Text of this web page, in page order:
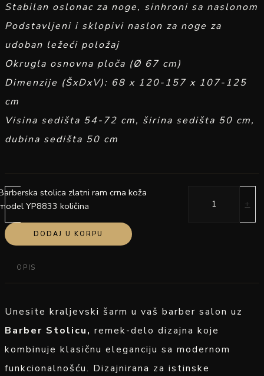
Stabilan oslonac za noge, sinhroni sa naslonom
Podstavljeni i sklopivi naslon za noge za
udoban ležeći položaj
Okrugla osnovna ploča (Ø 67 cm)
Dimenzije (ŠxDxV): 68 x 120-157 x 107-125
cm
Visina sedišta 54-72 cm, širina sedišta 50 cm,
dubina sedišta 50 cm
-
stolica zlatni ram crna koža
YP8833 količina
+
DODAJ U KORPU
OPIS
Unesite kraljevski šarm u vaš barber salon uz
Barber Stolicu, remek-delo dizajna koje
kombinuje klasičnu eleganciju sa modernom
funkcionalnošću. Dizajnirana za istinske